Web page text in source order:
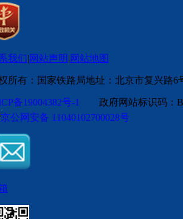
我们 网站声明 网站地图
所有：国家铁路局地址：北京市复兴路6
备19004382号-1 政府网站标识码
京公网安备 11040102700028号